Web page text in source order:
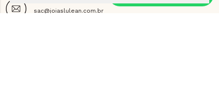
sac@joiaslulean.com.br